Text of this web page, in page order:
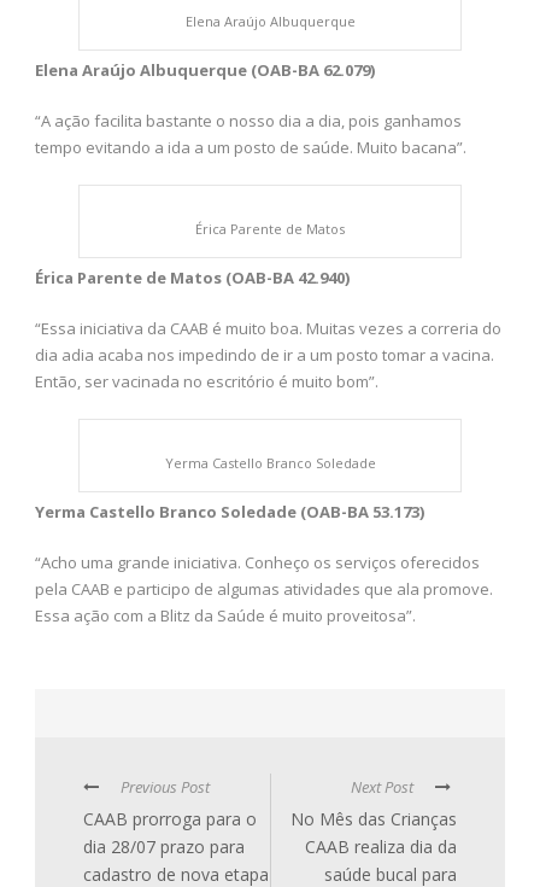
Elena Araújo Albuquerque
Elena Araújo Albuquerque (OAB-BA 62.079)
“A ação facilita bastante o nosso dia a dia, pois ganhamos
tempo evitando a ida a um posto de saúde. Muito bacana”.
Érica Parente de Matos
Érica Parente de Matos (OAB-BA 42.940)
“Essa iniciativa da CAAB é muito boa. Muitas vezes a correria do
dia adia acaba nos impedindo de ir a um posto tomar a vacina.
Então, ser vacinada no escritório é muito bom”.
Yerma Castello Branco Soledade
Yerma Castello Branco Soledade (OAB-BA 53.173)
“Acho uma grande iniciativa. Conheço os serviços oferecidos
pela CAAB e participo de algumas atividades que ala promove.
Essa ação com a Blitz da Saúde é muito proveitosa”.
Previous Post
CAAB prorroga para o
dia 28/07 prazo para
cadastro de nova etapa
Next Post
No Mês das Crianças
CAAB realiza dia da
saúde bucal para